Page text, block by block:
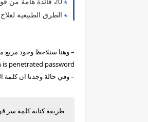
الطرق الطبيعية
– وهنا سنلاحظ وجود مربع
is penetrated password
– وفي حالة وجدنا ان كلمة
طريقة كتابة كلمة سر